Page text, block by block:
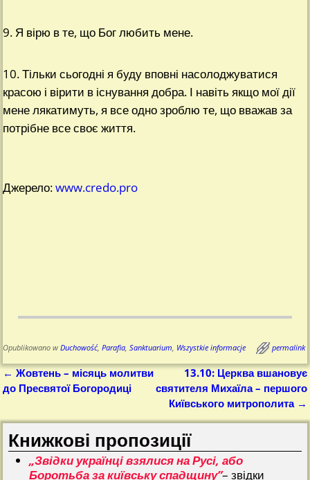
9. Я вірю в те, що Бог любить мене.
10. Тільки сьогодні я буду вповні насолоджуватися
красою і вірити в існування добра. І навіть якщо мої дії
мене лякатимуть, я все одно зроблю те, що вважав за
потрібне все своє життя.
Джерело:www.credo.pro
Opublikowano w Duchowość,Parafia,Sanktuarium, Wszystkie informacje permalink
Nawigacja
← Жовтень – місяць молитви
до Пресвятої Богородиці
13.10: Церква вшановує
святителя Михаїла – першого
Київського митрополита →
Книжкові пропозиції
„Звідки українці взялися на Русі, або
Боротьба за київську спадщину”– звідки